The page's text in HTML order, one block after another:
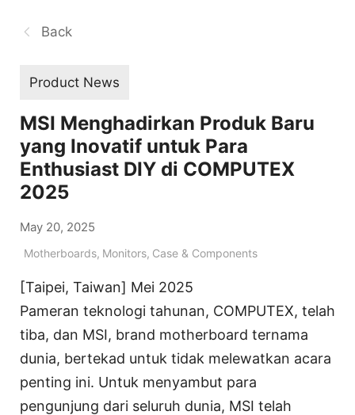
Back
Product News
MSI Menghadirkan Produk Baru
yang Inovatif untuk Para
Enthusiast DIY di COMPUTEX
2025
May 20, 2025
Motherboards, Monitors, Case & Components
[Taipei, Taiwan] Mei 2025
Pameran teknologi tahunan, COMPUTEX, telah
tiba, dan MSI, brand motherboard ternama
dunia, bertekad untuk tidak melewatkan acara
penting ini. Untuk menyambut para
pengunjung dari seluruh dunia, MSI telah